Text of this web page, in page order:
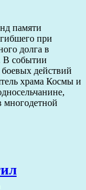
памяти
при
долга в
В событии
действий
храма Космы и